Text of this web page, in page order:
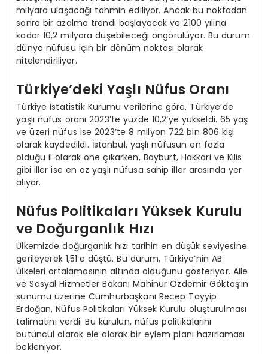
milyara ulaşacağı tahmin ediliyor. Ancak bu noktadan
sonra bir azalma trendi başlayacak ve 2100 yılına
kadar 10,2 milyara düşebileceği öngörülüyor. Bu durum
dünya nüfusu için bir dönüm noktası olarak
nitelendiriliyor.
Türkiye’deki Yaşlı Nüfus Oranı
Türkiye İstatistik Kurumu verilerine göre, Türkiye’de
yaşlı nüfus oranı 2023’te yüzde 10,2’ye yükseldi. 65 yaş
ve üzeri nüfus ise 2023’te 8 milyon 722 bin 806 kişi
olarak kaydedildi. İstanbul, yaşlı nüfusun en fazla
olduğu il olarak öne çıkarken, Bayburt, Hakkari ve Kilis
gibi iller ise en az yaşlı nüfusa sahip iller arasında yer
alıyor.
Nüfus Politikaları Yüksek Kurulu
ve Doğurganlık Hızı
Ülkemizde doğurganlık hızı tarihin en düşük seviyesine
gerileyerek 1,51’e düştü. Bu durum, Türkiye’nin AB
ülkeleri ortalamasının altında olduğunu gösteriyor. Aile
ve Sosyal Hizmetler Bakanı Mahinur Özdemir Göktaş’ın
sunumu üzerine Cumhurbaşkanı Recep Tayyip
Erdoğan, Nüfus Politikaları Yüksek Kurulu oluşturulması
talimatını verdi. Bu kurulun, nüfus politikalarını
bütüncül olarak ele alarak bir eylem planı hazırlaması
bekleniyor.